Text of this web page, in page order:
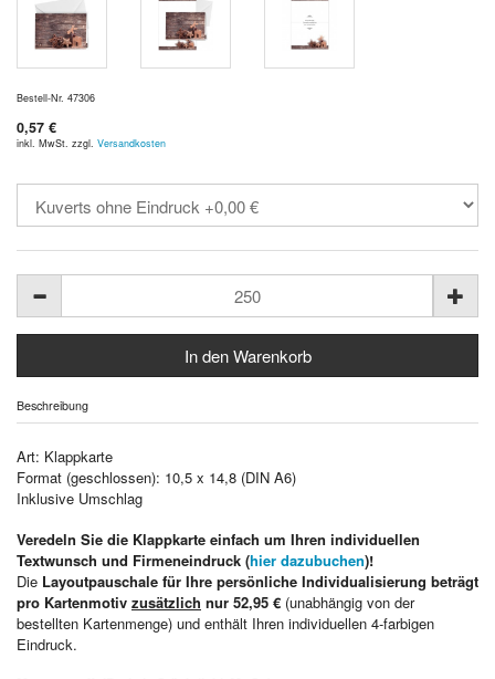
Bestell-Nr. 47306
0,57 €
inkl. MwSt. zzgl. Versandkosten
Beschreibung
Art: Klappkarte
Format (geschlossen): 10,5 x 14,8 (DIN A6)
Inklusive Umschlag
Veredeln Sie die Klappkarte einfach um Ihren individuellen
Textwunsch und Firmeneindruck (hier dazubuchen)!
Die Layoutpauschale für Ihre persönliche Individualisierung beträgt
pro Kartenmotiv zusätzlich nur 52,95 € (unabhängig von der
bestellten Kartenmenge) und enthält Ihren individuellen 4-farbigen
Eindruck.